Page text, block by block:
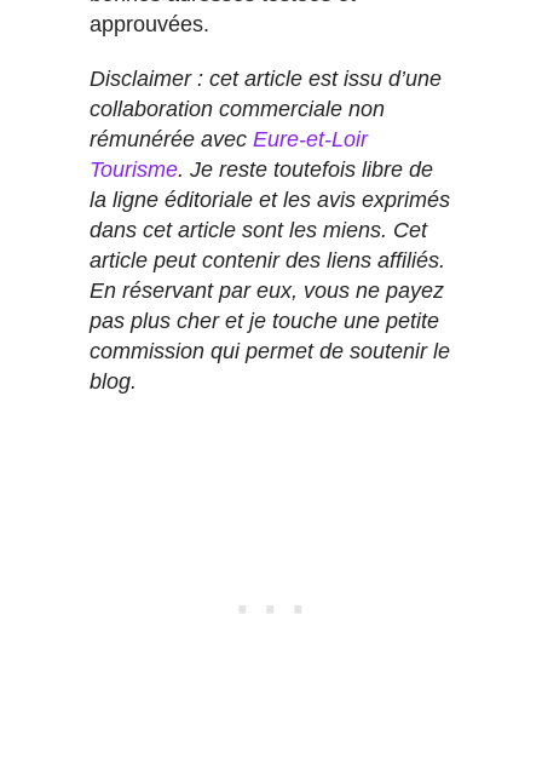
approuvées.
Disclaimer : cet article est issu d’une
collaboration commerciale non
rémunérée avec Eure-et-Loir
Tourisme. Je reste toutefois libre de
la ligne éditoriale et les avis exprimés
dans cet article sont les miens. Cet
article peut contenir des liens affiliés.
En réservant par eux, vous ne payez
pas plus cher et je touche une petite
commission qui permet de soutenir le
blog.